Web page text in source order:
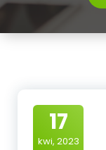
17
kwi, 2023